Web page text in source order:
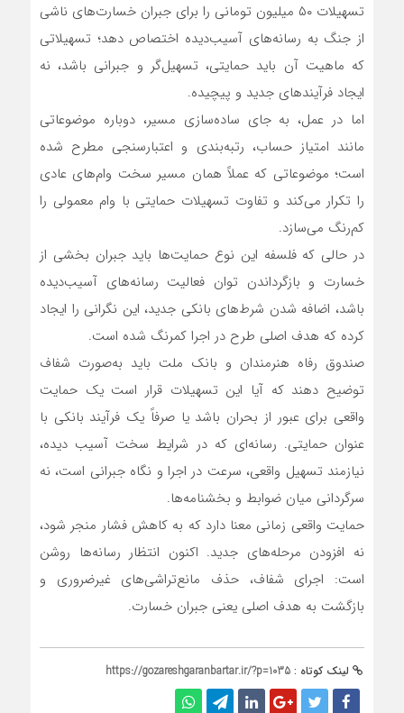
تسهیلات ۵۰ میلیون تومانی را برای جبران خسارت‌های ناشی
از جنگ به رسانه‌های آسیب‌دیده اختصاص دهد؛ تسهیلاتی
که ماهیت آن باید حمایتی، تسهیل‌گر و جبرانی باشد، نه
ایجاد فرآیندهای جدید و پیچیده.
اما در عمل، به جای ساده‌سازی مسیر، دوباره موضوعاتی
مانند امتیاز حساب، رتبه‌بندی و اعتبارسنجی مطرح شده
است؛ موضوعاتی که عملاً همان مسیر سخت وام‌های عادی
را تکرار می‌کند و تفاوت تسهیلات حمایتی با وام معمولی را
کم‌رنگ می‌سازد.
در حالی که فلسفه این نوع حمایت‌ها باید جبران بخشی از
خسارت و بازگرداندن توان فعالیت رسانه‌های آسیب‌دیده
باشد، اضافه شدن شرط‌های بانکی جدید، این نگرانی را ایجاد
کرده که هدف اصلی طرح در اجرا کمرنگ شده است.
صندوق رفاه هنرمندان و بانک ملت باید به‌صورت شفاف
توضیح دهند که آیا این تسهیلات قرار است یک حمایت
واقعی برای عبور از بحران باشد یا صرفاً یک فرآیند بانکی با
عنوان حمایتی. رسانه‌ای که در شرایط سخت آسیب دیده،
نیازمند تسهیل واقعی، سرعت در اجرا و نگاه جبرانی است، نه
سرگردانی میان ضوابط و بخشنامه‌ها.
حمایت واقعی زمانی معنا دارد که به کاهش فشار منجر شود،
نه افزودن مرحله‌های جدید. اکنون انتظار رسانه‌ها روشن
است: اجرای شفاف، حذف مانع‌تراشی‌های غیرضروری و
بازگشت به هدف اصلی یعنی جبران خسارت.
لینک کوتاه : https://gozareshgaranbartar.ir/?p=1035